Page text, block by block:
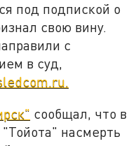
под подпиской о
свою вину.
с
в суд,
сообщал, что в
насмерть